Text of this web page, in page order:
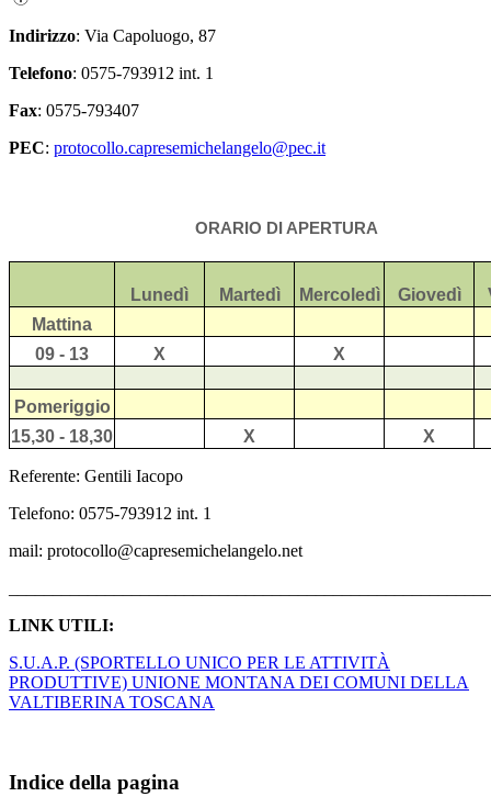
Indirizzo: Via Capoluogo, 87
Telefono: 0575-793912 int. 1
Fax: 0575-793407
PEC: protocollo.capresemichelangelo@pec.it
ORARIO DI APERTURA
Lunedì Martedì Mercoledì Giovedì
Mattina
09 - 13
X X
Pomeriggio
15,30 - 18,30
X X
Referente: Gentili Iacopo
Telefono: 0575-793912 int. 1
mail: protocollo@capresemichelangelo.net
LINK UTILI:
S.U.A.P. (SPORTELLO UNICO PER LE ATTIVITÀ
PRODUTTIVE) UNIONE MONTANA DEI COMUNI DELLA
VALTIBERINA TOSCANA
Indice della pagina